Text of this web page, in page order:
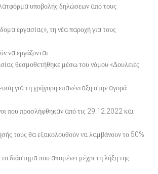
υποβολής δηλώσεων από τους
εργασίας», τη νέα παροχή για τους
να εργάζονται.
θεσμοθετήθηκε μέσω του νόμου «Δουλειές
για τη γρήγορη επανένταξη στην αγορά
που προσλήφθηκαν από τις 29.12.2022 και
τους θα εξακολουθούν να λαμβάνουν το 50%
διάστημα που απομένει μέχρι τη λήξη της